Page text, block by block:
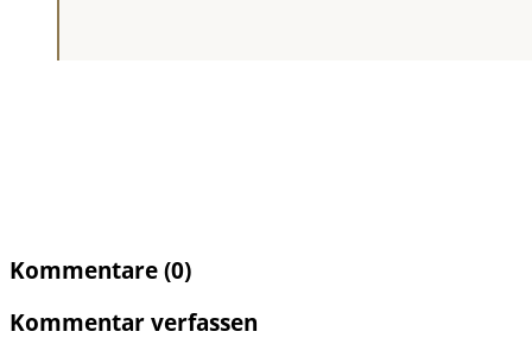
Kommentare (0)
Kommentar verfassen